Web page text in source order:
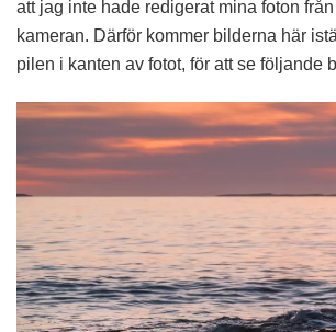
att jag inte hade redigerat mina foton
kameran. Därför kommer bilderna här
pilen i kanten av fotot, för att se följande